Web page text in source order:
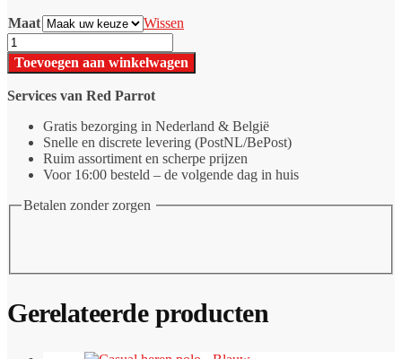
Maat
Wissen
Getailleerd
Overhemd
Bordeaux
aantal
Toevoegen aan winkelwagen
Services van Red Parrot
Gratis bezorging in Nederland & België
Snelle en discrete levering (PostNL/BePost)
Ruim assortiment en scherpe prijzen
Voor 16:00 besteld – de volgende dag in huis
Betalen zonder zorgen
Gerelateerde producten